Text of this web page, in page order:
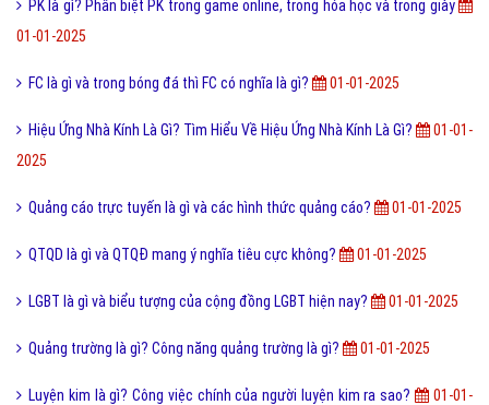
PK là gì? Phân biệt PK trong game online, trong hóa học và trong giày
01-01-2025
FC là gì và trong bóng đá thì FC có nghĩa là gì? 01-01-2025
Hiệu Ứng Nhà Kính Là Gì? Tìm Hiểu Về Hiệu Ứng Nhà Kính Là Gì?
01-01-
2025
Quảng cáo trực tuyến là gì và các hình thức quảng cáo? 01-01-2025
QTQD là gì và QTQĐ mang ý nghĩa tiêu cực không? 01-01-2025
LGBT là gì và biểu tượng của cộng đồng LGBT hiện nay? 01-01-2025
Quảng trường là gì? Công năng quảng trường là gì? 01-01-2025
Luyện kim là gì? Công việc chính của người luyện kim ra sao?
01-01-